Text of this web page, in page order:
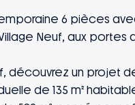
6 pièces
Neuf, aux portes
découvrez un projet
de 135 m²